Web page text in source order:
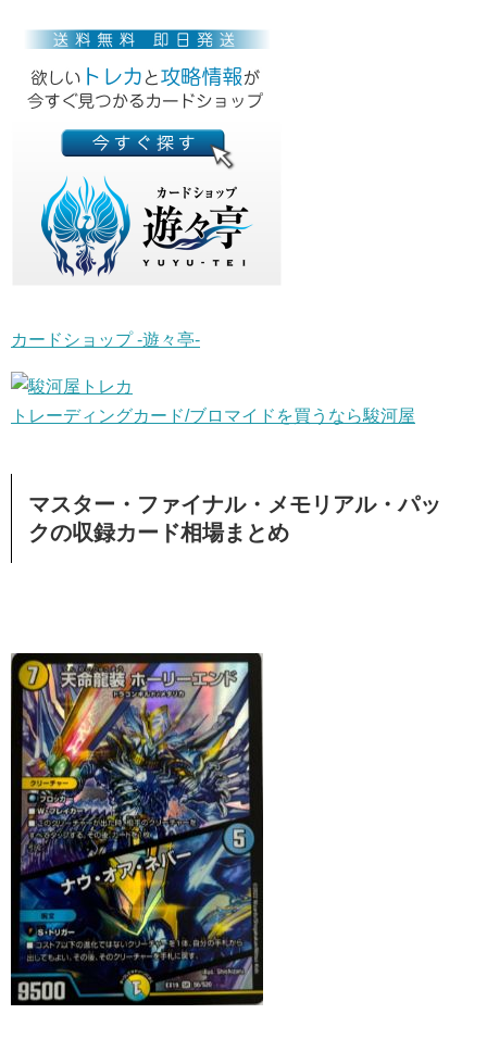
カードショップ -遊々亭-
トレーディングカード/ブロマイドを買うなら駿河屋
マスター・ファイナル・メモリアル・パッ
クの収録カード相場まとめ